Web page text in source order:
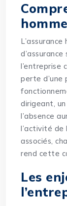
l’entreprise
perte d’une
dirigeant,
l’absence
l’activité de
associés,
rend cette
Les